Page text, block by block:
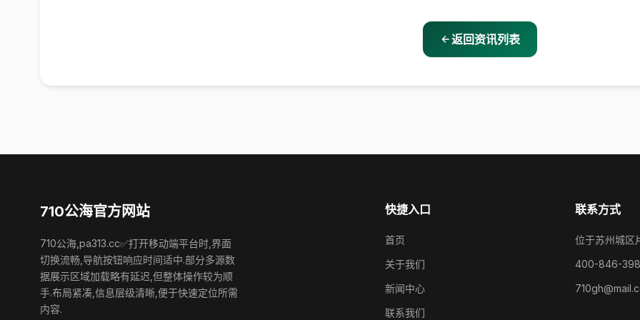
返回资讯列表
710公海官方网站
710公海,pa313.cc✅打开移动端平台时,界面
切换流畅,导航按钮响应时间适中.部分多源数
据展示区域加载略有延迟,但整体操作较为顺
手.布局紧凑,信息层级清晰,便于快速定位所需
内容.
快捷入口
首页
关于我们
新闻中心
联系我们
联系方式
位于苏州城区
400-846-